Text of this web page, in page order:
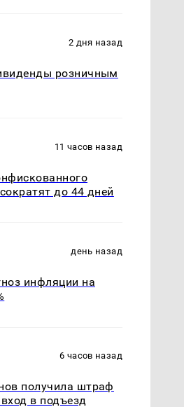
2 дня назад
розничным
11 часов назад
до 44 дней
день назад
инфляции на
6 часов назад
получила штраф
в подъезд